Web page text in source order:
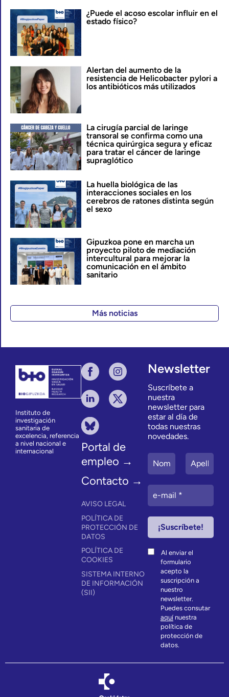
¿Puede el acoso escolar influir en el
estado físico?
Alertan del aumento de la
resistencia de Helicobacter pylori a
los antibióticos más utilizados
La cirugía parcial de laringe
transoral se confirma como una
técnica quirúrgica segura y eficaz
para tratar el cáncer de laringe
supraglótico
La huella biológica de las
interacciones sociales en los
cerebros de ratones distinta según
el sexo
Gipuzkoa pone en marcha un
proyecto piloto de mediación
intercultural para mejorar la
comunicación en el ámbito
sanitario
Más noticias
Instituto de
investigación
sanitaria de
excelencia, referencia
a nivel nacional e
internacional
Portal de
empleo →
Contacto →
AVISO LEGAL
POLÍTICA DE
PROTECCIÓN DE
DATOS
POLÍTICA DE
COOKIES
SISTEMA INTERNO
DE INFORMACIÓN
(SII)
Newsletter
Suscríbete a
nuestra
newsletter para
estar al día de
todas nuestras
novedades.
Al enviar el
formulario
acepto la
suscripción a
nuestro
newsletter.
Puedes consutar
aquínuestra
política de
protección de
datos.